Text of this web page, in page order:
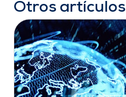
Otros artículos